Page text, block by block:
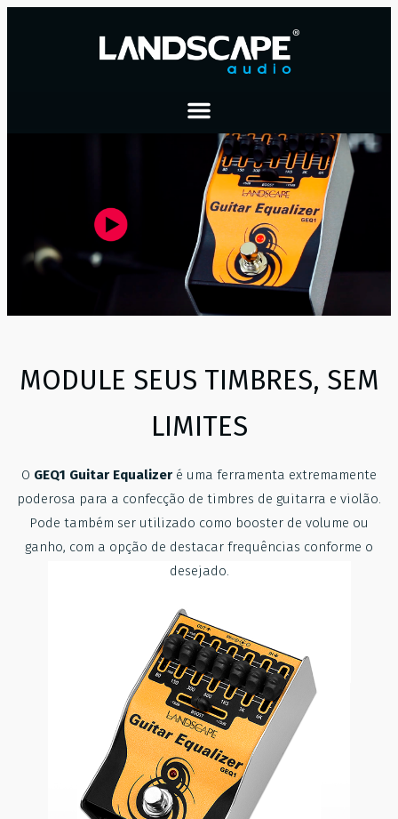
MODULE SEUS TIMBRES, SEM
LIMITES
O GEQ1 Guitar Equalizer é uma ferramenta extremamente
poderosa para a confecção de timbres de guitarra e violão.
Pode também ser utilizado como booster de volume ou
ganho, com a opção de destacar frequências conforme o
desejado.